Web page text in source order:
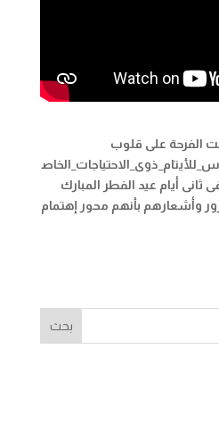
الفرحة على قلوب
ثانى أيام عيد الفطر المبارك
وأشعارهم بأنهم محور إهتمام